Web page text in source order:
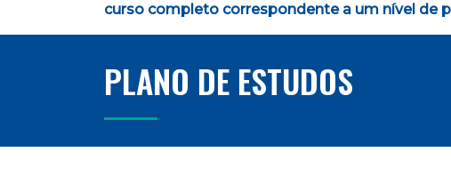
curso completo correspondente a um nível de
PLANO DE ESTUDOS